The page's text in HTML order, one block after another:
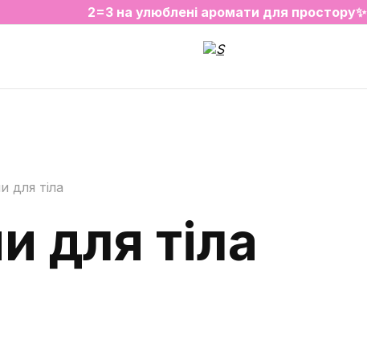
2=3 на улюблені аромати для простору✨
SALE на обрані товари
для тіла
для тіла